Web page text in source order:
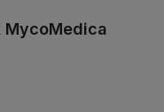
MycoMedica